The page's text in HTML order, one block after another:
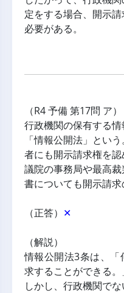
定をする場合、開示
必要がある。
（R4 予備 第17問 ア）
行政機関の保有する
「情報公開法」とい
者にも開示請求権を
議院の事務局や最高
書についても開示請求
（正答） ✕
（解説）
情報公開法3条は、
求することができる。
しかし、行政機関で